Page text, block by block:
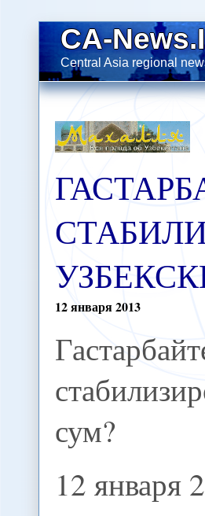
CA-
Central Asia regional
12января2013
сум?
12 января